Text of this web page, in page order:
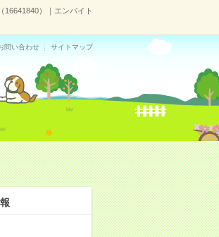
）｜エンバイト
問い合わせ サイトマップ